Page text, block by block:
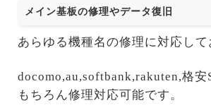
メイン基板の修理やデータ復旧
あらゆる機種名の修理に対応して
docomo,au,softbank,rakuten,格安
もちろん修理対応可能です。